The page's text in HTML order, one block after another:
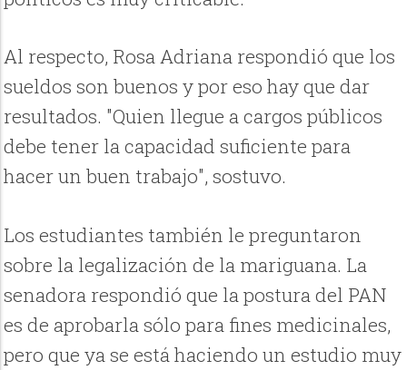
Al respecto, Rosa Adriana respondió que los
sueldos son buenos y por eso hay que dar
resultados. "Quien llegue a cargos públicos
debe tener la capacidad suficiente para
hacer un buen trabajo", sostuvo.
Los estudiantes también le preguntaron
sobre la legalización de la mariguana. La
senadora respondió que la postura del PAN
es de aprobarla sólo para fines medicinales,
pero que ya se está haciendo un estudio muy